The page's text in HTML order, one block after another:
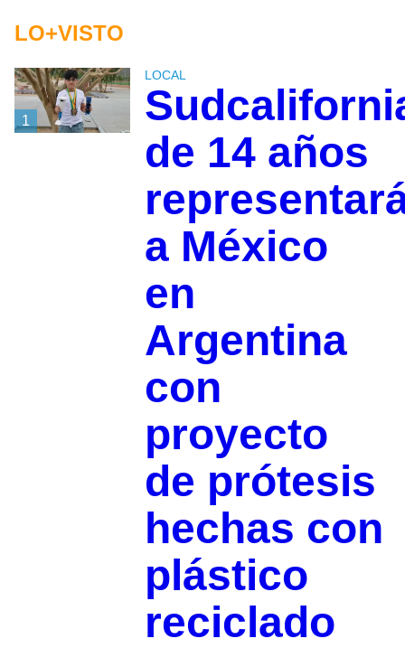
LO+VISTO
1
LOCAL
de 14 años
a México
en
Argentina
con
proyecto
de prótesis
hechas con
plástico
reciclado